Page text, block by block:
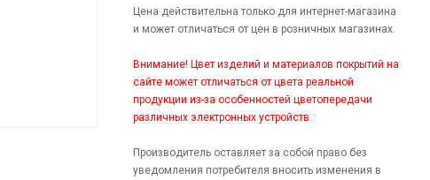
Цена действительна только для интернет-магазина
и может отличаться от цен в розничных магазинах.
Внимание! Цвет изделий и материалов покрытий на
сайте может отличаться от цвета реальной
продукции из-за особенностей цветопередачи
различных электронных устройств.
Производитель оставляет за собой право без
уведомления потребителя вносить изменения в